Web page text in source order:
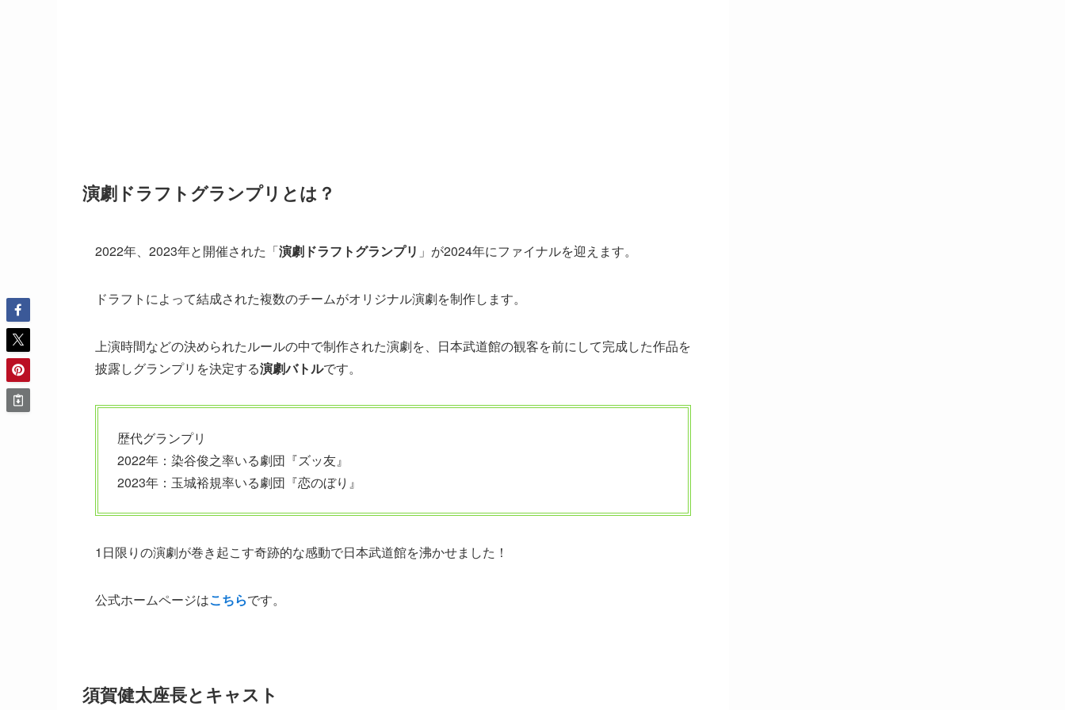
演劇ドラフトグランプリとは？
2022年、2023年と開催された「演劇ドラフトグランプリ 」が2024年にファイナルを迎えます。
ドラフトによって結成された複数のチームがオリジナル演劇を制作します。
上演時間などの決められたルールの中で制作された演劇を、日本武道館の観客を前にして完成した作品を
披露しグランプリを決定する演劇バトルです。
歴代グランプリ
2022年：染谷俊之率いる劇団『ズッ友』
2023年：玉城裕規率いる劇団『恋のぼり』
1日限りの演劇が巻き起こす奇跡的な感動で日本武道館を沸かせました！
公式ホームページはこちらです。
須賀健太座長とキャスト